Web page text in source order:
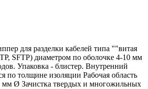
для разделки кабелей типа ""витая
SFTP) диаметром по оболочке 4-10 мм
Упаковка - блистер. Внутренний
по толщине изоляции Рабочая область
мм Ø Зачистка твердых и многожильных